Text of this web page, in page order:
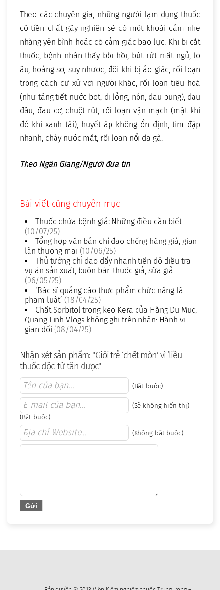
Theo các chuyên gia, những người lạm dụng thuốc
có tiền chất gây nghiện sẽ có một khoái cảm nhẹ
nhàng yên bình hoặc có cảm giác bạo lực. Khi bị cắt
thuốc, bệnh nhân thấy bồi hồi, bứt rứt mất ngủ, lo
âu, hoảng sợ, suy nhược, đôi khi bị ảo giác, rối loạn
trong cách cư xử với người khác, rối loạn tiêu hoá
(như tăng tiết nước bọt, đi lỏng, nôn, đau bụng), đau
đầu, đau cơ, chuột rút, rối loạn vận mạch (mặt khi
đỏ khi xanh tái), huyết áp không ổn định, tim đập
nhanh, chảy nước mắt, rối loạn nổi da gà.
Theo Ngân Giang/Người đưa tin
Bài viết cùng chuyên mục
Thuốc chữa bệnh giả: Những điều cần biết
(10/07/25)
Tổng hợp văn bản chỉ đạo chống hàng giả, gian
lận thương mại (10/06/25)
Thủ tướng chỉ đạo đẩy nhanh tiến độ điều tra
vụ án sản xuất, buôn bán thuốc giả, sữa giả
(06/05/25)
‘Bác sĩ quảng cáo thực phẩm chức năng là
phạm luật’ (18/04/25)
Chất Sorbitol trong kẹo Kera của Hằng Du Mục,
Quang Linh Vlogs không ghi trên nhãn: Hành vi
gian dối (08/04/25)
Nhận xét sản phẩm: "Giới trẻ ‘chết mòn’ vì ‘liều
thuốc độc’ từ tân dược"
(Bắt buộc)
(Sẽ không hiển thị)
(Bắt buộc)
(Không bắt buộc)